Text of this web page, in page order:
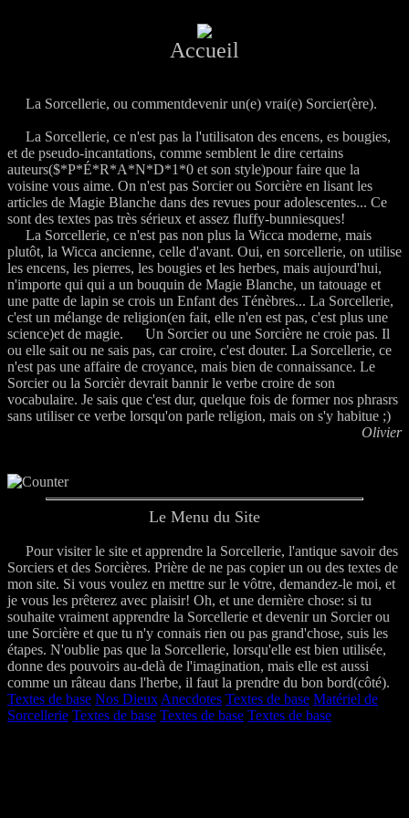
Accueil
La Sorcellerie, ou commentdevenir un(e) vrai(e) Sorcier(ère).
La Sorcellerie, ce n'est pas la l'utilisaton des encens, es bougies,
et de pseudo-incantations, comme semblent le dire certains
auteurs($*P*É*R*A*N*D*1*0 et son style)pour faire que la
voisine vous aime. On n'est pas Sorcier ou Sorcière en lisant les
articles de Magie Blanche dans des revues pour adolescentes... Ce
sont des textes pas très sérieux et assez fluffy-bunniesques!
La Sorcellerie, ce n'est pas non plus la Wicca moderne, mais
plutôt, la Wicca ancienne, celle d'avant. Oui, en sorcellerie, on utilise
les encens, les pierres, les bougies et les herbes, mais aujourd'hui,
n'importe qui qui a un bouquin de Magie Blanche, un tatouage et
une patte de lapin se crois un Enfant des Ténèbres... La Sorcellerie,
c'est un mélange de religion(en fait, elle n'en est pas, c'est plus une
science)et de magie.
Un Sorcier ou une Sorcière ne croie pas. Il
ou elle sait ou ne sais pas, car croire, c'est douter. La Sorcellerie, ce
n'est pas une affaire de croyance, mais bien de connaissance. Le
Sorcier ou la Sorcièr devrait bannir le verbe croire de son
vocabulaire. Je sais que c'est dur, quelque fois de former nos phrasrs
sans utiliser ce verbe lorsqu'on parle religion, mais on s'y habitue ;)
Olivier
Le Menu du Site
Pour visiter le site et apprendre la Sorcellerie, l'antique savoir des
Sorciers et des Sorcières. Prière de ne pas copier un ou des textes de
mon site. Si vous voulez en mettre sur le vôtre, demandez-le moi, et
je vous les prêterez avec plaisir! Oh, et une dernière chose: si tu
souhaite vraiment apprendre la Sorcellerie et devenir un Sorcier ou
une Sorcière et que tu n'y connais rien ou pas grand'chose, suis les
étapes. N'oublie pas que la Sorcellerie, lorsqu'elle est bien utilisée,
donne des pouvoirs au-delà de l'imagination, mais elle est aussi
comme un râteau dans l'herbe, il faut la prendre du bon bord(côté).
Textes de base Nos Dieux Anecdotes Textes de base Matériel de
Sorcellerie Textes de base Textes de base Textes de base